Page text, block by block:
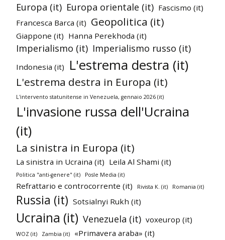
Europa (it) Europa orientale (it) Fascismo (it)
Francesca Barca (it) Geopolitica (it)
Giappone (it) Hanna Perekhoda (it)
Imperialismo (it) Imperialismo russo (it)
Indonesia (it) L'estrema destra (it)
L'estrema destra in Europa (it)
L'intervento statunitense in Venezuela, gennaio 2026 (it)
L'invasione russa dell'Ucraina
(it)
La sinistra in Europa (it)
La sinistra in Ucraina (it) Leila Al Shami (it)
Politica "anti-genere" (it) Posle Media (it)
Refrattario e controcorrente (it) Rivista K. (it) Romania (it)
Russia (it) Sotsialnyi Rukh (it)
Ucraina (it) Venezuela (it) voxeurop (it)
WOZ (it) Zambia (it) «Primavera araba» (it)